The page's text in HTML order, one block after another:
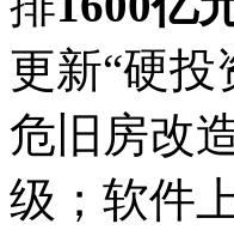
更新“硬投
危旧房改
级；软件